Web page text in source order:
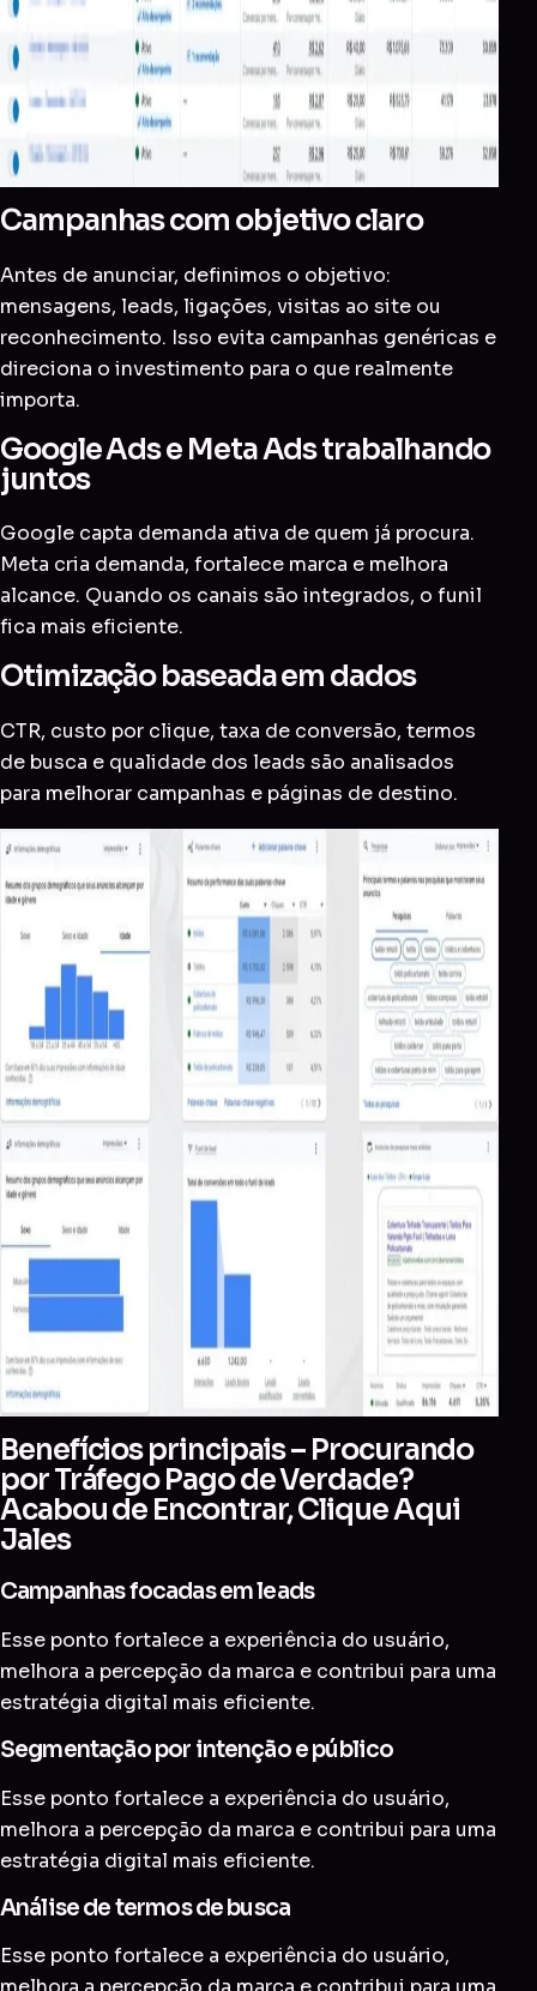
Campanhas com objetivo claro
Antes de anunciar, definimos o objetivo:
mensagens, leads, ligações, visitas ao site ou
reconhecimento. Isso evita campanhas genéricas e
direciona o investimento para o que realmente
importa.
Google Ads e Meta Ads trabalhando
juntos
Google capta demanda ativa de quem já procura.
Meta cria demanda, fortalece marca e melhora
alcance. Quando os canais são integrados, o funil
fica mais eficiente.
Otimização baseada em dados
CTR, custo por clique, taxa de conversão, termos
de busca e qualidade dos leads são analisados
para melhorar campanhas e páginas de destino.
Benefícios principais – Procurando
por Tráfego Pago de Verdade?
Acabou de Encontrar, Clique Aqui
Jales
Campanhas focadas em leads
Esse ponto fortalece a experiência do usuário,
melhora a percepção da marca e contribui para uma
estratégia digital mais eficiente.
Segmentação por intenção e público
Esse ponto fortalece a experiência do usuário,
melhora a percepção da marca e contribui para uma
estratégia digital mais eficiente.
Análise de termos de busca
Esse ponto fortalece a experiência do usuário,